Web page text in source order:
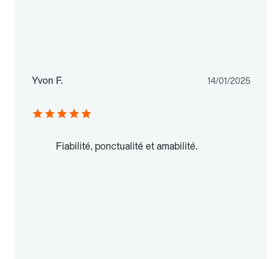
Yvon F. 14/01/2025
Fiabilité, ponctualité et amabilité.